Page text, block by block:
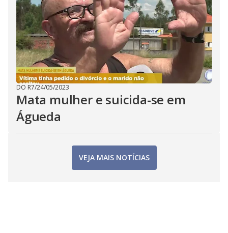
DO R7/24/05/2023
Mata mulher e suicida-se em
Águeda
VEJA MAIS NOTÍCIAS